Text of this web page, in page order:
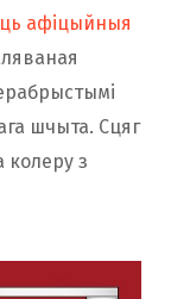
афіцыйныя
шчыта. Сцяг
колеру з